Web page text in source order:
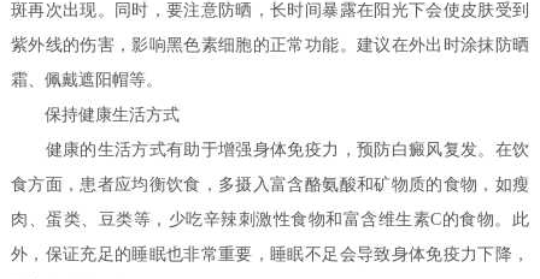
斑再次出现。同时，要注意防晒，长时间暴露在阳光下会使皮肤受到
紫外线的伤害，影响黑色素细胞的正常功能。建议在外出时涂抹防晒
霜、佩戴遮阳帽等。
保持健康生活方式
健康的生活方式有助于增强身体免疫力，预防白癜风复发。在饮
食方面，患者应均衡饮食，多摄入富含酪氨酸和矿物质的食物，如瘦
肉、蛋类、豆类等，少吃辛辣刺激性食物和富含维生素C的食物。此
外，保证充足的睡眠也非常重要，睡眠不足会导致身体免疫力下降，